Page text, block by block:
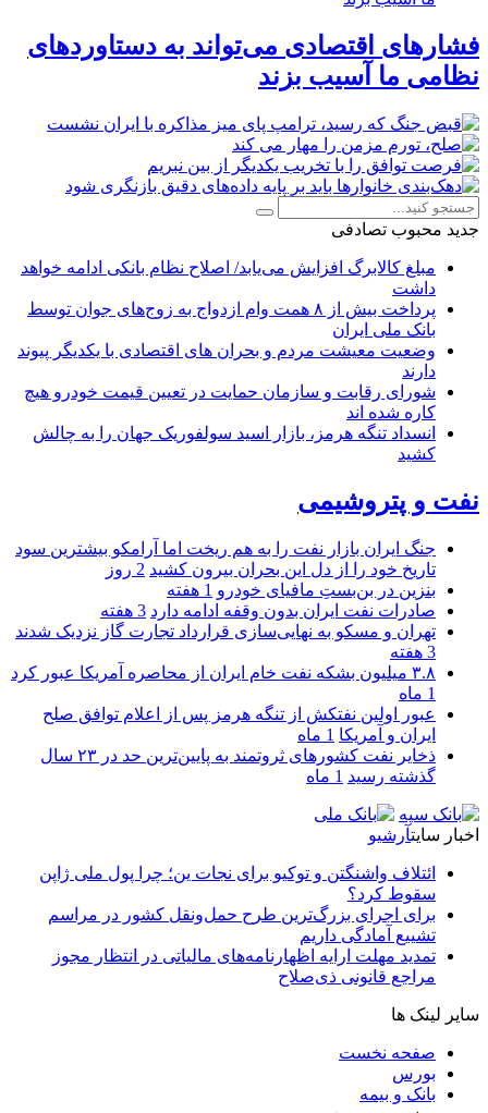
فشارهای اقتصادی می‌تواند به دستاوردهای
نظامی ما آسیب بزند
جدید محبوب تصادفی
مبلغ کالابرگ افزایش می‌یابد/ اصلاح نظام بانکی ادامه خواهد
داشت
پرداخت بیش از ۸ همت وام ازدواج به زوج‌های جوان توسط
بانک ملی ایران
وضعیت معیشت مردم و بحران های اقتصادی با یکدیگر پیوند
دارند
شورای رقابت و سازمان حمایت در تعیین قیمت خودرو هیچ
کاره شده اند
انسداد تنگه هرمز، بازار اسید سولفوریک جهان را به چالش
کشید
نفت و پتروشیمی
جنگ ایران بازار نفت را به هم ریخت اما آرامکو بیشترین سود
تاریخ خود را از دل این بحران بیرون کشید 2 روز
بنزین در بن‌بستِ مافیای خودرو 1 هفته
صادرات نفت ایران بدون وقفه ادامه دارد 3 هفته
تهران و مسکو به نهایی‌سازی قرارداد تجارت گاز نزدیک شدند
3 هفته
۳.۸ میلیون بشکه نفت خام ایران از محاصره آمریکا عبور کرد
1 ماه
عبور اولین نفتکش از تنگه هرمز پس از اعلام توافق صلح
ایران و آمریکا 1 ماه
ذخایر نفت کشورهای ثروتمند به پایین‌ترین حد در ۲۳ سال
گذشته رسید 1 ماه
اخبار سایتآرشیو
ائتلاف واشنگتن و توکیو برای نجات ین؛ چرا پول ملی ژاپن
سقوط کرد؟
برای اجرای بزرگ‌ترین طرح حمل‌ونقل کشور در مراسم
تشییع آمادگی داریم
تمدید مهلت ارایه اظهارنامه‌های مالیاتی در انتظار مجوز
مراجع قانونی ذی‌‏صلاح
سایر لینک ها
صفحه نخست
بورس
بانک و بیمه